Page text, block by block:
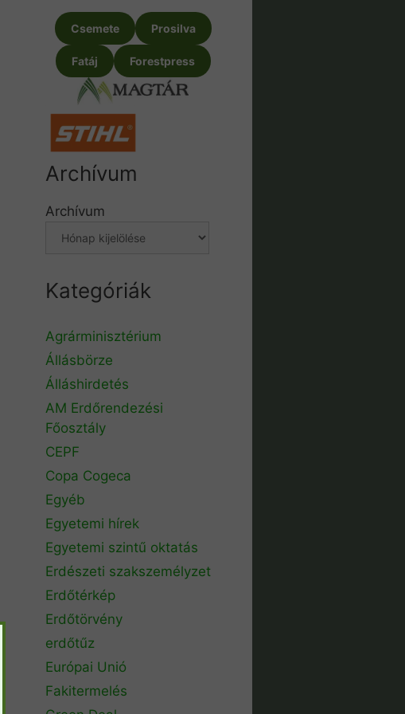
Csemete Prosilva
Fatáj Forestpress
Archívum
Archívum
Kategóriák
Agrárminisztérium
Állásbörze
Álláshirdetés
AM Erdőrendezési
Főosztály
CEPF
Copa Cogeca
Egyéb
Egyetemi hírek
Egyetemi szintű oktatás
Erdészeti szakszemélyzet
Erdőtérkép
Erdőtörvény
erdőtűz
Európai Unió
Fakitermelés